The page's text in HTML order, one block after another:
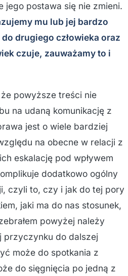
jego postawa się nie zmieni.
mu lub jej bardzo
drugiego człowieka oraz
czuje, zauważamy to i
powyższe treści nie
na udaną komunikację z
jest o wiele bardziej
na obecne w relacji z
eskalację pod wpływem
dodatkowo ogólny
czyli to, czy i jak do tej pory
jaki ma do nas stosunek,
powyżej należy
przyczynku do dalszej
może do spotkania z
do sięgnięcia po jedną z